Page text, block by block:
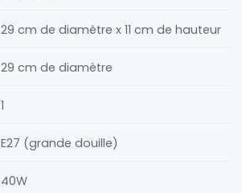
29 cm de diamètre x 11 cm de hauteur
29 cm de diamètre
1
E27 (grande douille)
40W